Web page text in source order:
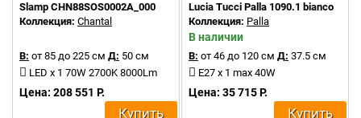
Slamp CHN88SOS0002A_000
Коллекция: Chantal
В: от 85 до 225 см Д: 50 см
LED x 1 70W 2700K 8000Lm
Цена: 208 551 Р.
Купить
Lucia Tucci Palla 1090.1 bianco
Коллекция: Palla
В наличии
В: от 46 до 120 см Д: 37.5 см
E27 x 1 max 40W
Цена: 35 715 Р.
Купить